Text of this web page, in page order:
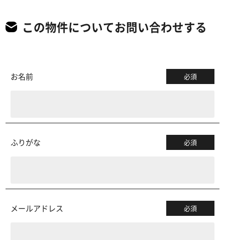
この物件についてお問い合わせする
お名前 必須
ふりがな 必須
メールアドレス 必須